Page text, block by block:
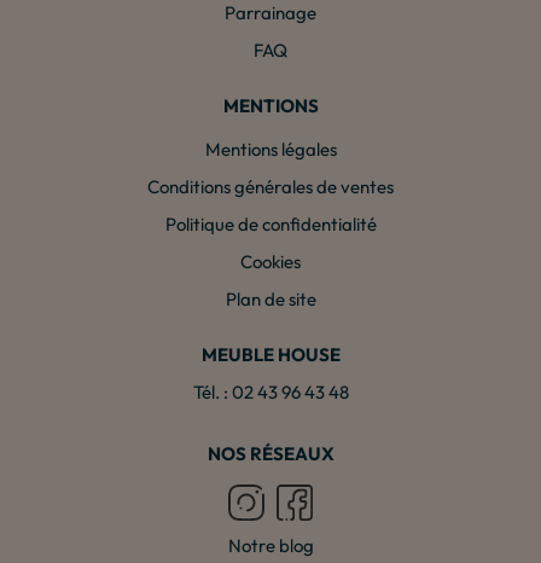
Parrainage
FAQ
MENTIONS
Mentions légales
Conditions générales de ventes
Politique de confidentialité
Cookies
Plan de site
MEUBLE HOUSE
Tél. : 02 43 96 43 48
NOS RÉSEAUX
Notre blog